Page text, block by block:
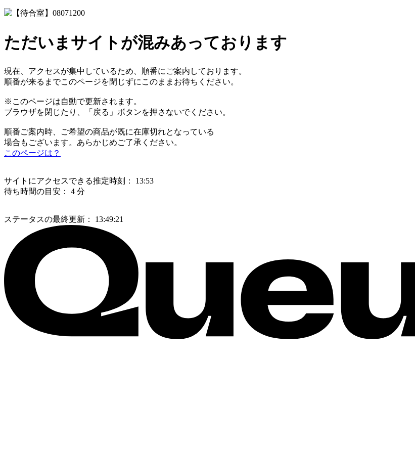
ただいまサイトが混みあっております
現在、アクセスが集中しているため、順番にご案内しております。
順番が来るまでこのページを閉じずにこのままお待ちください。
※このページは自動で更新されます。
ブラウザを閉じたり、「戻る」ボタンを押さないでください。
順番ご案内時、ご希望の商品が既に在庫切れとなっている
場合もございます。あらかじめご了承ください。
このページは？
サイトにアクセスできる推定時刻：
13:53
待ち時間の目安：
4 分
ステータスの最終更新： 13:49:21